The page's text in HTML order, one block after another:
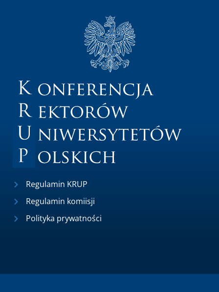
Regulamin KRUP
Regulamin komiisji
Polityka prywatności